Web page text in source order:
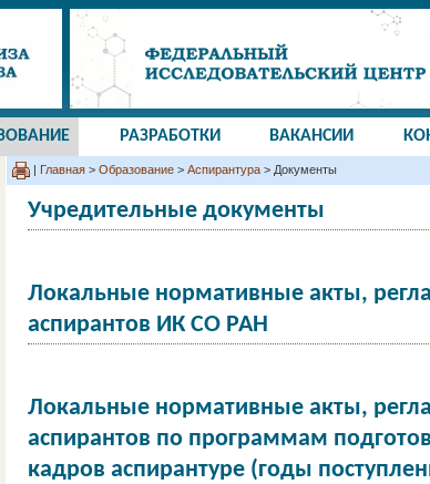
РАЗРАБОТКИ ВАКАНСИИ
| Главная > Образование > Аспирантура > Документы
Учредительные документы
Локальные нормативные акты,
аспирантов ИК СО РАН
Локальные нормативные акты,
аспирантов по программам
кадров аспирантуре (годы